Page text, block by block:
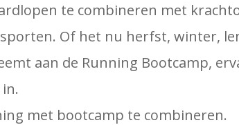
te combineren met
Of het nu herfst, winter,
aan de Running Bootcamp,
met bootcamp te combineren.